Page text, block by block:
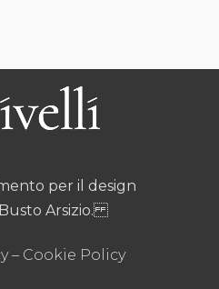
per il design
Arsizio.
– Cookie Policy